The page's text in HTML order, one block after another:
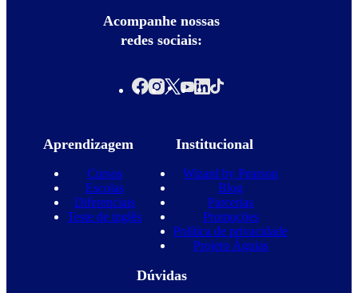
Acompanhe nossas
redes sociais:
Aprendizagem
Cursos
Escolas
Diferenciais
Teste de inglês
Institucional
Wizard by Pearson
Blog
Parcerias
Promoções
Política de privacidade
Projeto Águias
Dúvidas